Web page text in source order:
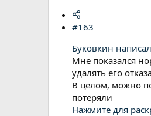
#163
Буковкин
Мне показался
удалять его
В целом, можно
потеряли
Нажмите для